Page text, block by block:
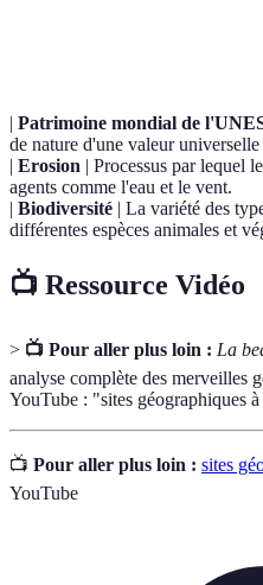
| Patrimoine mondial de
de nature d'une valeur
| Erosion | Processus par lequel
agents comme l'eau et le vent.
| Biodiversité | La variété des
différentes espèces animales et
📺 Ressource Vidéo
> 📺 Pour aller plus loin : La
analyse complète des merveilles
YouTube : "sites géographiques
📺 Pour aller plus loin : sites
YouTube